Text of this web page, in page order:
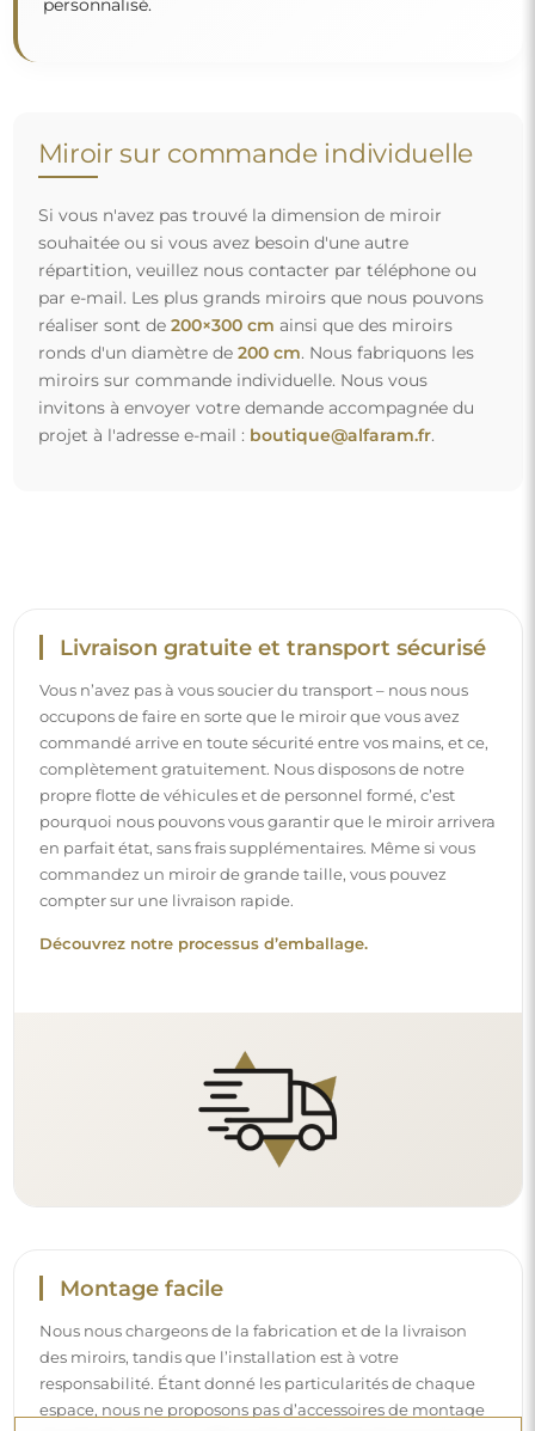
Livraison gratuite et transport sécurisé
occupons de faire en sorte que le miroir que vous avez
commandé arrive en toute sécurité entre vos mains, et ce,
complètement gratuitement. Nous disposons de notre
propre flotte de véhicules et de personnel formé, c’est
pourquoi nous pouvons vous garantir que le miroir arrivera
en parfait état, sans frais supplémentaires. Même si vous
commandez un miroir de grande taille, vous pouvez
compter sur une livraison rapide.
Découvrez notre processus d’emballage.
Montage facile
Nous nous chargeons de la fabrication et de la livraison
des miroirs, tandis que l’installation est à votre
responsabilité. Étant donné les particularités de chaque
espace, nous ne proposons pas d’accessoires de montage
standards. Cela vous offre la liberté de sélectionner les
chevilles ou crochets qui conviennent le mieux à vos murs
Nettoyage et entretien
Pour maintenir un éclat optimal, il suffit d’un chiffon en